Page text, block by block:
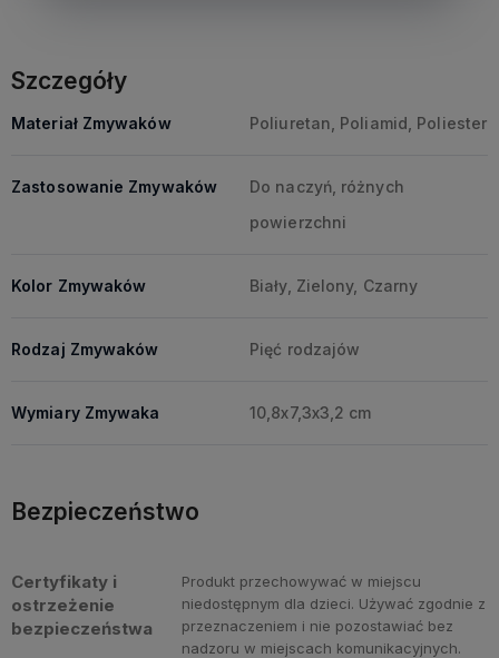
Szczegóły
Materiał Zmywaków Poliuretan, Poliamid, Poliester
Zastosowanie Zmywaków
Do naczyń, różnych
powierzchni
Kolor Zmywaków Biały, Zielony, Czarny
Rodzaj Zmywaków Pięć rodzajów
Wymiary Zmywaka 10,8x7,3x3,2 cm
Bezpieczeństwo
Certyfikaty i
ostrzeżenie
bezpieczeństwa
Produkt przechowywać w miejscu
niedostępnym dla dzieci. Używać zgodnie z
przeznaczeniem i nie pozostawiać bez
nadzoru w miejscach komunikacyjnych.